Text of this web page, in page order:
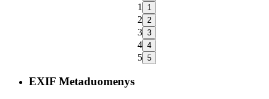
1
2
3
4
5
EXIF Metaduomenys